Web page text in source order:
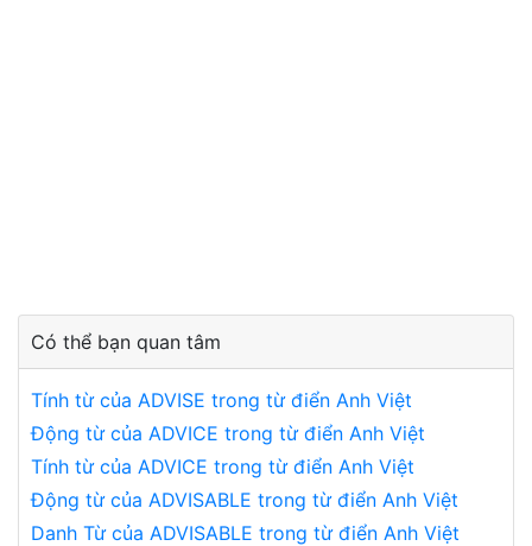
Có thể bạn quan tâm
Tính từ của ADVISE trong từ điển Anh Việt
Động từ của ADVICE trong từ điển Anh Việt
Tính từ của ADVICE trong từ điển Anh Việt
Động từ của ADVISABLE trong từ điển Anh Việt
Danh Từ của ADVISABLE trong từ điển Anh Việt